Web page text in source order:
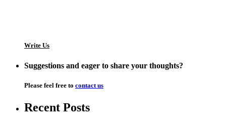
Write Us
Suggestions and eager to share your thoughts?
Please feel free to contact us
Recent Posts